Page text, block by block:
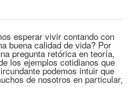
esperar vivir contando con
buena calidad de vida? Por
pregunta retórica en teoría,
los ejemplos cotidianos que
podemos intuir que
de nosotros en particular,